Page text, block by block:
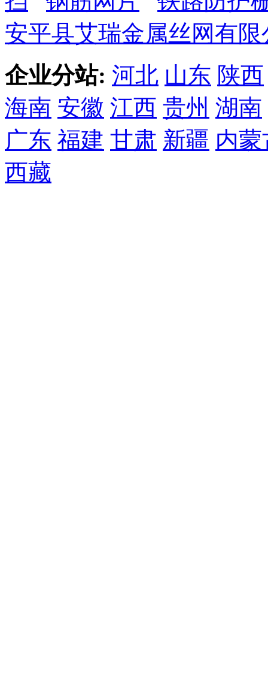
安平县艾瑞金属丝网有限
企业分站: 河北 山东 陕西
海南 安徽 江西 贵州 湖南
广东 福建 甘肃 新疆 内蒙
西藏